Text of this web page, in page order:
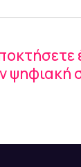
ψηφιακή